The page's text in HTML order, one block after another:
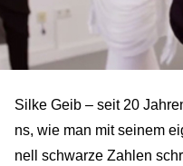
Silke Geib – seit 20
ns, wie man mit seinem
nell schwarze Zahlen